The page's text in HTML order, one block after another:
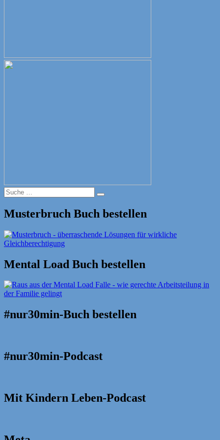
Suche
nach:
Suche
Musterbruch Buch bestellen
Mental Load Buch bestellen
#nur30min-Buch bestellen
#nur30min-Podcast
Mit Kindern Leben-Podcast